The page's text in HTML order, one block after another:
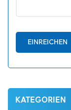
EINREICHEN
KATEGORIEN